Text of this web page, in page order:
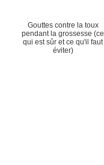
Gouttes contre la toux
pendant la grossesse (ce
qui est sûr et ce qu'il faut
éviter)